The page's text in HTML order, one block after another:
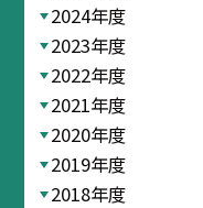
2024年度
2023年度
2022年度
2021年度
2020年度
2019年度
2018年度